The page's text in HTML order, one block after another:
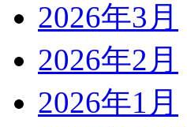
2026年3月
2026年2月
2026年1月